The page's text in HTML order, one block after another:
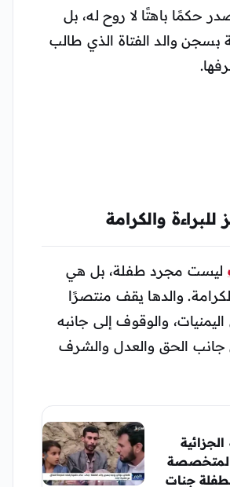
حكمًا باهتًا لا روح له، بل
بسجن والد الفتاة الذي طالب
والكرامة
ليست مجرد طفلة، بل هي
والدها يقف منتصرًا
والوقوف إلى جانبه
الحق والعدل والشرف
المتخصصة
جنات